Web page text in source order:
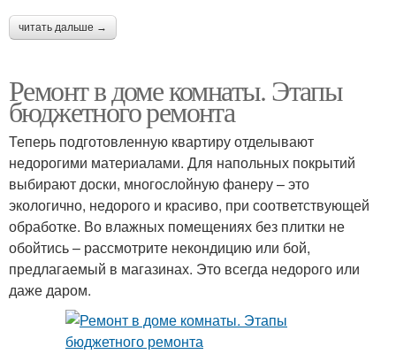
читать дальше →
Ремонт в доме комнаты. Этапы
бюджетного ремонта
Теперь подготовленную квартиру отделывают
недорогими материалами. Для напольных покрытий
выбирают доски, многослойную фанеру – это
экологично, недорого и красиво, при соответствующей
обработке. Во влажных помещениях без плитки не
обойтись – рассмотрите некондицию или бой,
предлагаемый в магазинах. Это всегда недорого или
даже даром.